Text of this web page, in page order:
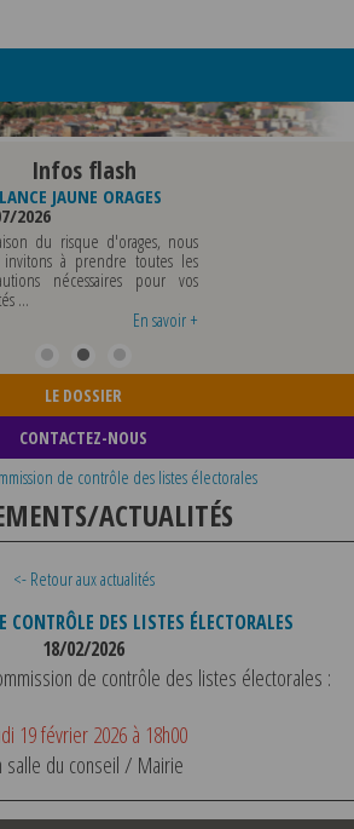
Infos flash
JAUNE ORAGES
2026
du risque d'orages, nous
invitons à prendre toutes les
nécessaires pour vos
...
En savoir +
LE DOSSIER
CONTACTEZ-NOUS
de contrôle des listes électorales
ACTUALITÉS
<- Retour aux actualités
DES LISTES ÉLECTORALES
18/02/2026
de contrôle des listes électorales :
19 février 2026 à 18h00
salle du conseil / Mairie